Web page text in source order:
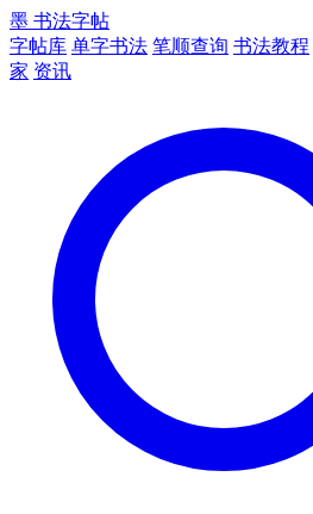
墨 书法字帖
字帖库 单字书法 笔顺查询 书法教程
家 资讯